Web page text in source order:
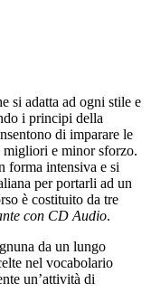
si adatta ad ogni stile e
i principi della
di imparare le
migliori e minor sforzo.
forma intensiva e si
per portarli ad un
è costituito da tre
con CD Audio.
da un lungo
nel vocabolario
un’attività di